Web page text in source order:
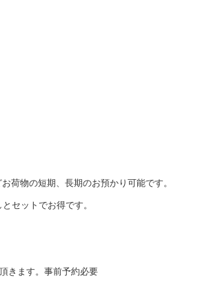
荷物の短期、長期のお預かり可能です。
セットでお得です。
きます。事前予約必要